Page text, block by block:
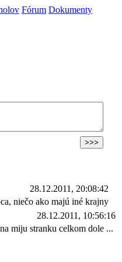
Fórum Dokumenty
28.12.2011, 20:08:42
niečo ako majú iné krajny
28.12.2011, 10:56:16
miju stranku celkom dole ...